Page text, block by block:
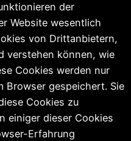
der
Website wesentlich
von Drittanbietern,
verstehen können, wie
Cookies werden nur
Browser gespeichert. Sie
Cookies zu
einiger dieser Cookies
Erfahrung